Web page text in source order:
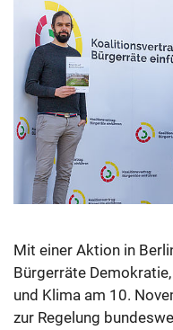
Mit einer Aktion in
Bürgerräte
und Klima am 10.
zur Regelung